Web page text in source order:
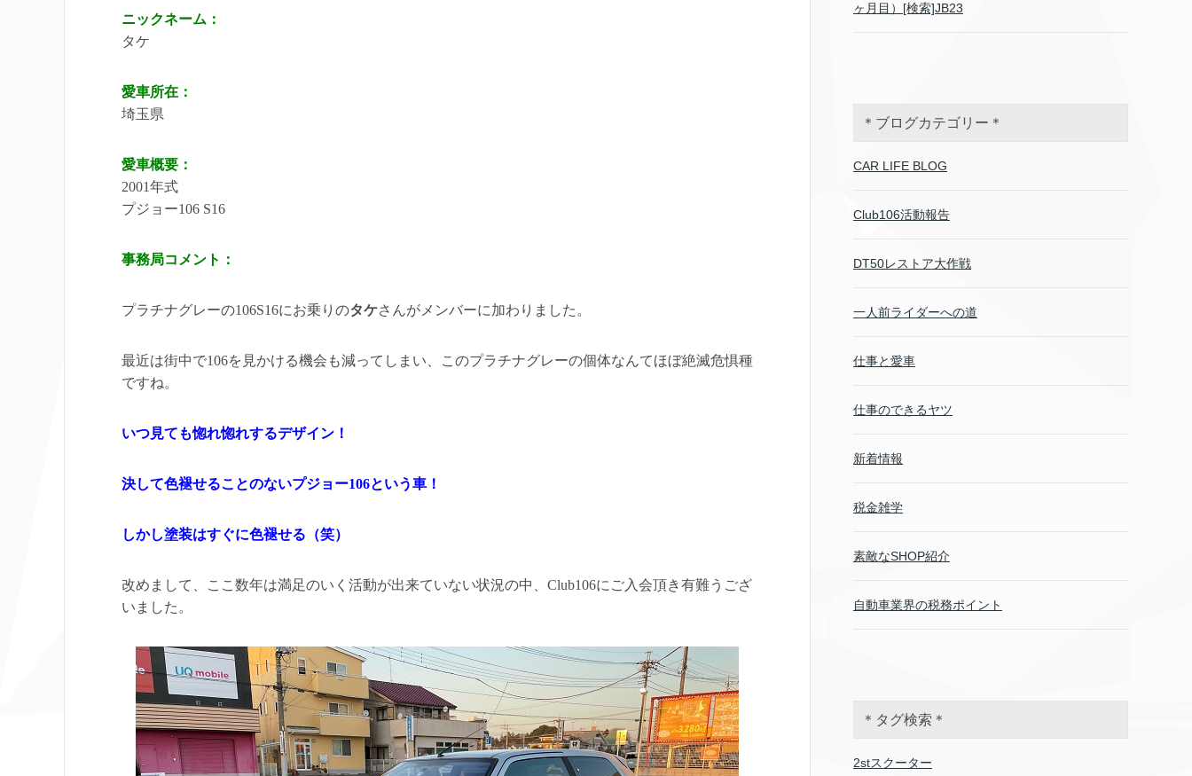
ニックネーム：
タケ
愛車所在：
埼玉県
愛車概要：
2001年式
プジョー106 S16
事務局コメント：
プラチナグレーの106S16にお乗りのタケさんがメンバーに加わりました。
最近は街中で106を見かける機会も減ってしまい、このプラチナグレーの個体なんてほぼ絶滅危惧種
ですね。
いつ見ても惚れ惚れするデザイン！
決して色褪せることのないプジョー106という車！
しかし塗装はすぐに色褪せる（笑）
改めまして、ここ数年は満足のいく活動が出来ていない状況の中、Club106にご入会頂き有難うござ
いました。
ヶ月目）[検索]JB23
＊ブログカテゴリー＊
CAR LIFE BLOG
Club106活動報告
DT50レストア大作戦
一人前ライダーへの道
仕事と愛車
仕事のできるヤツ
新着情報
税金雑学
素敵なSHOP紹介
自動車業界の税務ポイント
＊タグ検索＊
2stスクーター